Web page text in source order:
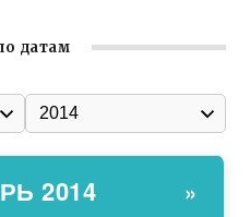
датам
2014 »